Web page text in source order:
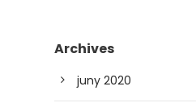
Archives
juny 2020